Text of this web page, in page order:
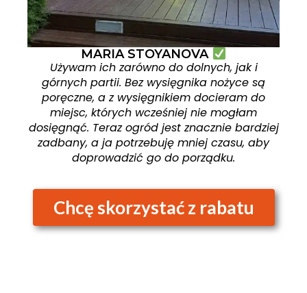
MARIA STOYANOVA
Używam ich zarówno do dolnych, jak i
górnych partii. Bez wysięgnika nożyce są
poręczne, a z wysięgnikiem docieram do
miejsc, których wcześniej nie mogłam
dosięgnąć. Teraz ogród jest znacznie bardziej
zadbany, a ja potrzebuję mniej czasu, aby
doprowadzić go do porządku.
Chcę skorzystać z rabatu